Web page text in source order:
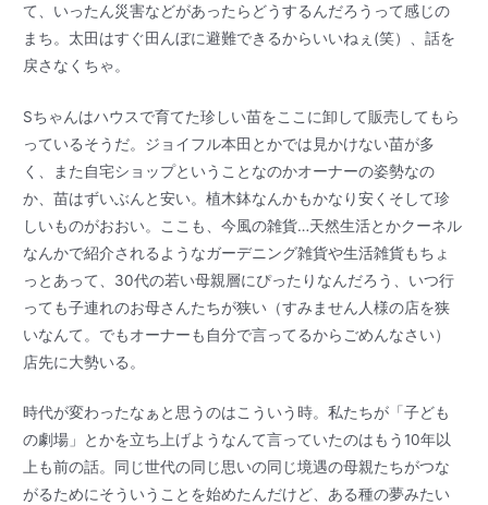
て、いったん災害などがあったらどうするんだろうって感じの
まち。太田はすぐ田んぼに避難できるからいいねぇ(笑）、話を
戻さなくちゃ。
Sちゃんはハウスで育てた珍しい苗をここに卸して販売してもら
っているそうだ。ジョイフル本田とかでは見かけない苗が多
く、また自宅ショップということなのかオーナーの姿勢なの
か、苗はずいぶんと安い。植木鉢なんかもかなり安くそして珍
しいものがおおい。ここも、今風の雑貨…天然生活とかクーネル
なんかで紹介されるようなガーデニング雑貨や生活雑貨もちょ
っとあって、30代の若い母親層にぴったりなんだろう、いつ行
っても子連れのお母さんたちが狭い（すみません人様の店を狭
いなんて。でもオーナーも自分で言ってるからごめんなさい）
店先に大勢いる。
時代が変わったなぁと思うのはこういう時。私たちが「子ども
の劇場」とかを立ち上げようなんて言っていたのはもう10年以
上も前の話。同じ世代の同じ思いの同じ境遇の母親たちがつな
がるためにそういうことを始めたんだけど、ある種の夢みたい